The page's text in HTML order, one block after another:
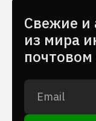
Cвежие и
из мира